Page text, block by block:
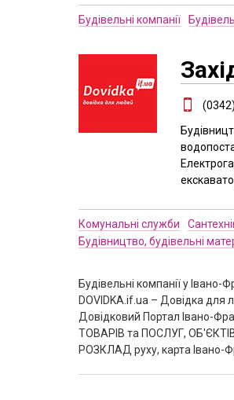
Будівельні компанії
Комунальні служби
Будівництво, будівельні
Будівельні компанії у Івано-
DOVIDKA.if.ua – Довідка для
Довідковий Портал Івано-
ТОВАРІВ та ПОСЛУГ, ОБ'ЄКТІВ
РОЗКЛАД руху, карта Івано-